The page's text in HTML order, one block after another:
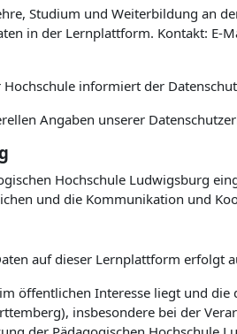
Studium und Weiterbildung an
in der Lernplattform. Kontakt: E-
informiert der
Angaben unserer
Hochschule Ludwigsburg
und die Kommunikation und
auf dieser Lernplattform erfolgt
öffentlichen Interesse liegt und
insbesondere bei der